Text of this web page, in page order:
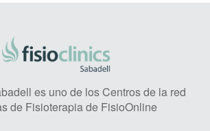
es uno de los Centros de la red
de Fisioterapia de FisioOnline